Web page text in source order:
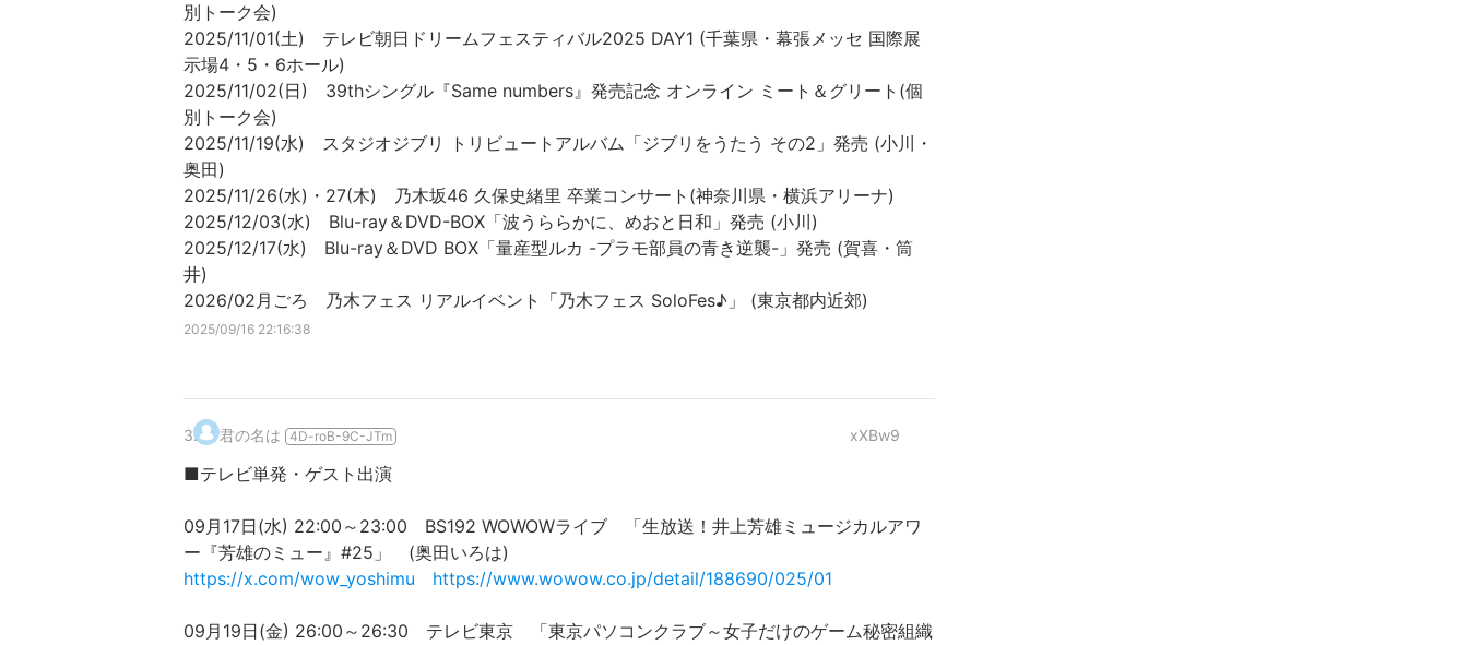
別トーク会)
2025/11/01(土) テレビ朝日ドリームフェスティバル2025 DAY1 (千葉県・幕張メッセ 国際展
示場4・5・6ホール)
2025/11/02(日) 39thシングル『Same numbers』発売記念 オンライン ミート＆グリート(個
別トーク会)
2025/11/19(水) スタジオジブリ トリビュートアルバム「ジブリをうたう その2」発売 (小川・
奥田)
2025/11/26(水)・27(木) 乃⽊坂46 久保史緒⾥ 卒業コンサート(神奈川県・横浜アリーナ)
2025/12/03(水) Blu-ray＆DVD-BOX「波うららかに、めおと日和」発売 (小川)
2025/12/17(水) Blu-ray＆DVD BOX「量産型ルカ -プラモ部員の青き逆襲-」発売 (賀喜・筒
井)
2026/02月ごろ 乃木フェス リアルイベント「乃木フェス SoloFes♪」 (東京都内近郊)
2025/09/16 22:16:38
3. 君の名は 4D-roB-9C-JTm xXBw9
■テレビ単発・ゲスト出演
09月17日(水) 22:00～23:00 BS192 WOWOWライブ 「生放送！井上芳雄ミュージカルアワ
ー『芳雄のミュー』#25」 (奥田いろは)
https://x.com/wow_yoshimu
https://www.wowow.co.jp/detail/188690/025/01
09月19日(金) 26:00～26:30 テレビ東京 「東京パソコンクラブ～女子だけのゲーム秘密組織